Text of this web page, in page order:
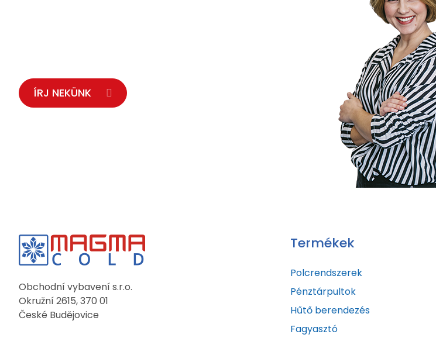
ÍRJ NEKÜNK
Obchodní vybavení s.r.o.
Okružní 2615, 370 01
České Budějovice
Termékek
Polcrendszerek
Pénztárpultok
Hűtő berendezés
Fagyasztó